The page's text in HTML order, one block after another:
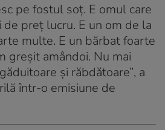
pe fostul soț. E omul care
preț lucru. E un om de la
multe. E un bărbat foarte
greșit amândoi. Nu mai
și răbdătoare”, a
într-o emisiune de